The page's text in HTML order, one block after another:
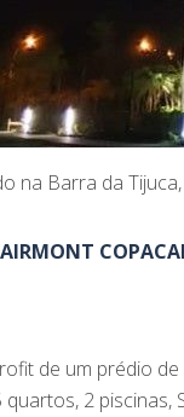
na Barra da
de um prédio
quartos, 2 piscinas,